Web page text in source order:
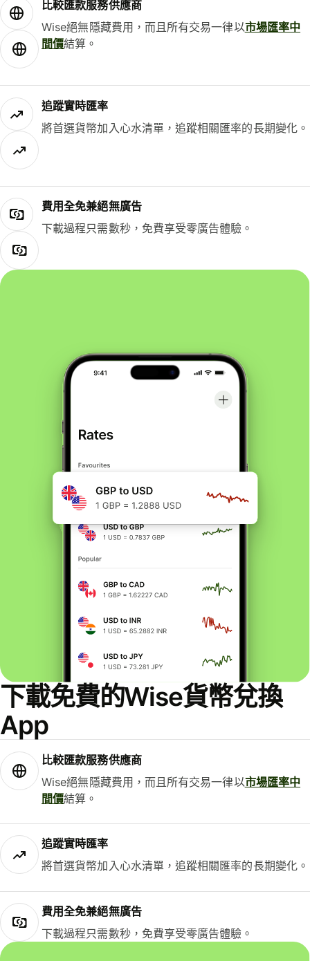
比較匯款服務供應商
Wise絕無隱藏費用，而且所有交易一律以市場匯率中
間價結算。
追蹤實時匯率
將首選貨幣加入心水清單，追蹤相關匯率的長期變化。
費用全免兼絕無廣告
下載過程只需數秒，免費享受零廣告體驗。
下載免費的Wise貨幣兌換
App
比較匯款服務供應商
Wise絕無隱藏費用，而且所有交易一律以市場匯率中
間價結算。
追蹤實時匯率
將首選貨幣加入心水清單，追蹤相關匯率的長期變化。
費用全免兼絕無廣告
下載過程只需數秒，免費享受零廣告體驗。